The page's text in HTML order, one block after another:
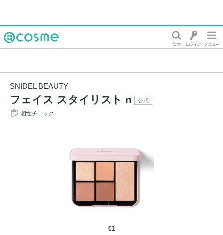
SNIDEL BEAUTY
フェイス スタイリスト n 公式
相性チェック
01